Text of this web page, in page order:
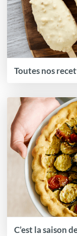
Toutes nos
C’est la saison